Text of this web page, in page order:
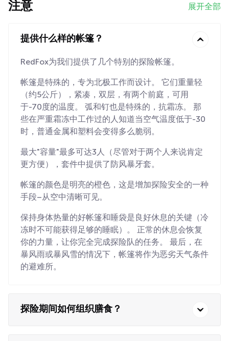
注意 展开全部
提供什么样的帐篷？
RedFox为我们提供了几个特别的探险帐篷。
帐篷是特殊的，专为北极工作而设计。 它们重量轻
（约5公斤），紧凑，双层，有两个前庭，可用
于-70度的温度。 弧和钉也是特殊的，抗霜冻。 那
些在严重霜冻中工作过的人知道当空气温度低于-30
时，普通金属和塑料会变得多么脆弱。
最大"容量"最多可达3人（尽管对于两个人来说肯定
更方便），套件中提供了防风暴牙套。
帐篷的颜色是明亮的橙色，这是增加探险安全的一种
手段–从空中清晰可见。
保持身体热量的好帐篷和睡袋是良好休息的关键（冷
冻时不可能获得足够的睡眠）。 正常的休息会恢复
你的力量，让你完全完成探险队的任务。 最后，在
暴风雨或暴风雪的情况下，帐篷将作为恶劣天气条件
的避难所。
探险期间如何组织膳食？